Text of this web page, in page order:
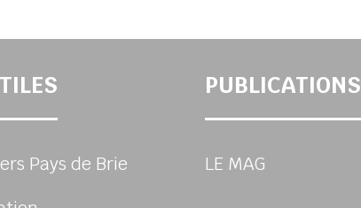
Pays de Brie
PUBLICATIONS
LE MAG